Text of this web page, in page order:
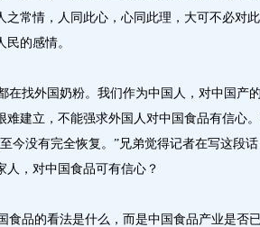
常情，人同此心，心同此理，大可不必对
的感情。
找外国奶粉。我们作为中国人，对中国产的
建立，不能强求外国人对中国食品有信心
今没有完全恢复。”兄弟觉得记者在写这段话
人，对中国食品可有信心？
品的看法是什么，而是中国食品产业是否